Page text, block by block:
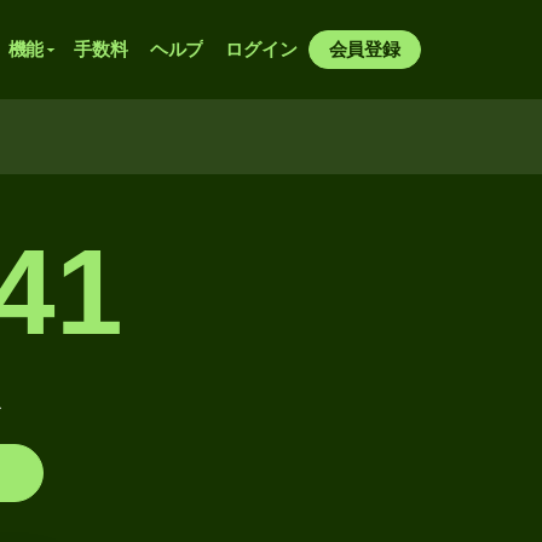
機能 手数料 ヘルプ ログイン 会員登録